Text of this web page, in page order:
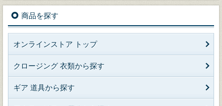
商品を探す
オンラインストア トップ
クロージング 衣類から探す
ギア 道具から探す